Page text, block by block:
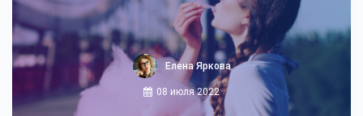
Елена Яркова
08 июля 2022